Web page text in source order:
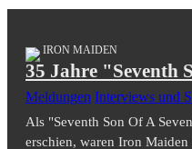
IRON MAIDEN
35 Jahre "Seventh
Meldungen Interviews und
Als "Seventh Son Of A
erschien, waren Iron